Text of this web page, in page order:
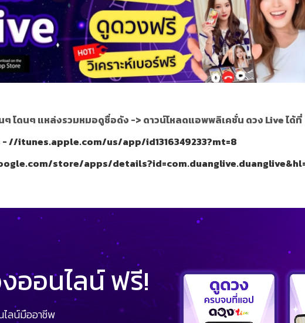
โดนๆ แหล่งรวมหมอดูชื่อดัง -> ดาวน์โหลดแอพพลิเคชั่น ดวง Live ได้ที่
//itunes.apple.com/us/app/id1316349233?mt=8
store/apps/
ออนไลน์ ฟรี!
ลน์มืออาชีพ